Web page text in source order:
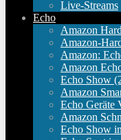
Live-Streams
Echo
Amazon
Amazon-
Amazon:
Amazon
Echo Show
Amazon
Echo Geräte
Amazon
Echo Show